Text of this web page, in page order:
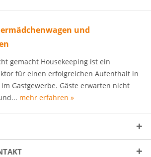
und
gemacht Housekeeping ist ein
für einen erfolgreichen Aufenthalt in
Gastgewerbe. Gäste erwarten nicht
mehr erfahren »